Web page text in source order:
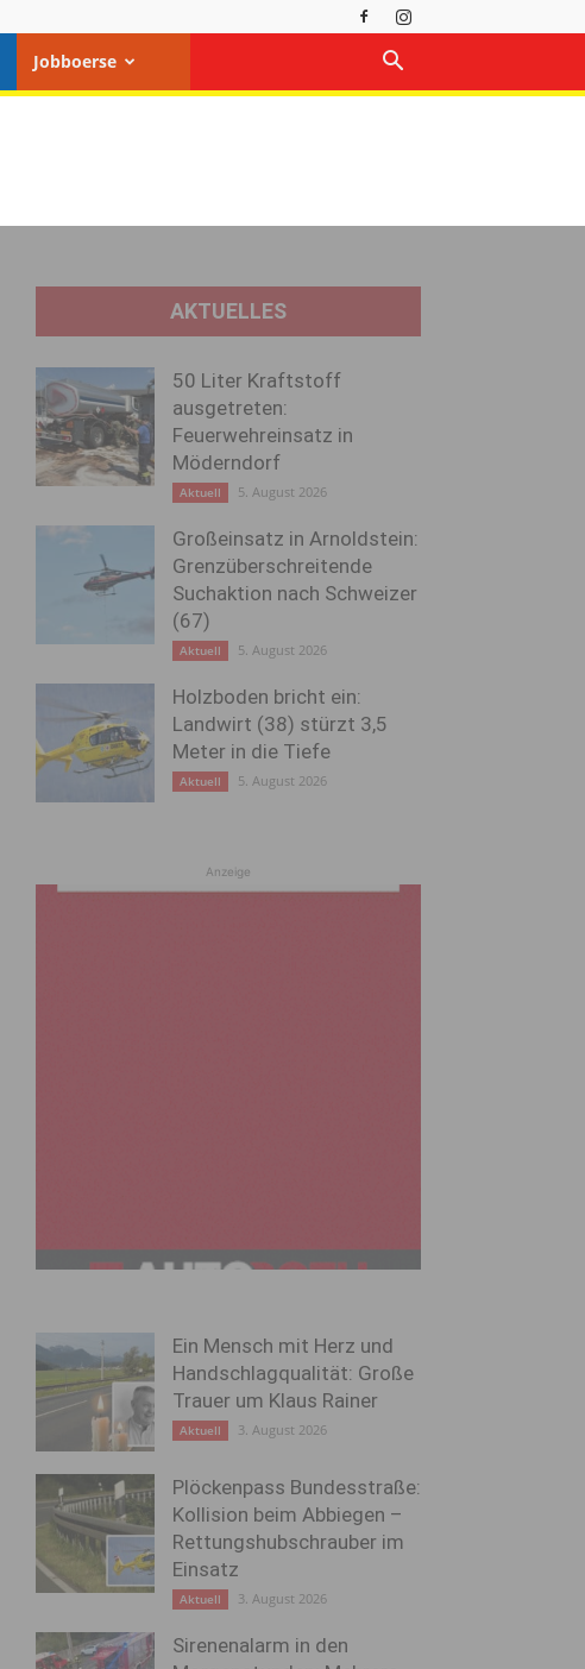
Jobboerse
AKTUELLES
50 Liter Kraftstoff
ausgetreten:
Feuerwehreinsatz in
Möderndorf
Aktuell 5. August 2026
Großeinsatz in Arnoldstein:
Grenzüberschreitende
Suchaktion nach Schweizer
(67)
Aktuell 5. August 2026
Holzboden bricht ein:
Landwirt (38) stürzt 3,5
Meter in die Tiefe
Aktuell 5. August 2026
Anzeige
Ein Mensch mit Herz und
Handschlagqualität: Große
Trauer um Klaus Rainer
Aktuell 3. August 2026
Plöckenpass Bundesstraße:
Kollision beim Abbiegen –
Rettungshubschrauber im
Einsatz
Aktuell 3. August 2026
Sirenenalarm in den